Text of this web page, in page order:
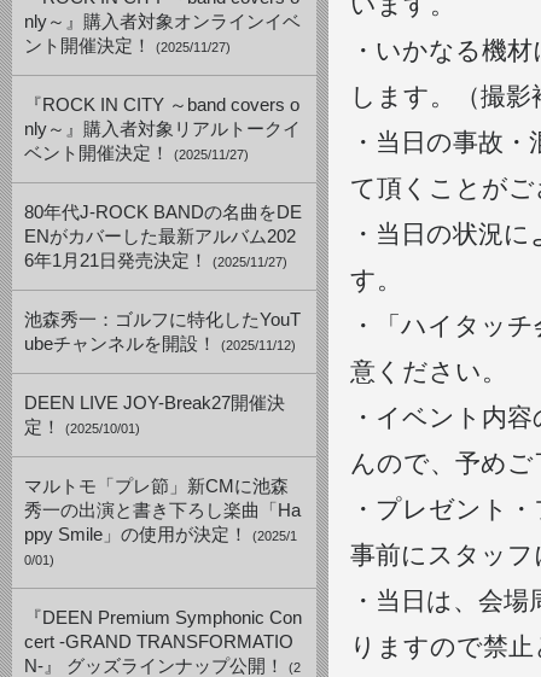
nly～』購入者対象オンラインイベ
ント開催決定！
(2025/11/27)
『ROCK IN CITY ～band covers o
nly～』購入者対象リアルトークイ
ベント開催決定！
(2025/11/27)
80年代J-ROCK BANDの名曲をDE
ENがカバーした最新アルバム202
6年1月21日発売決定！
(2025/11/27)
池森秀一：ゴルフに特化したYouT
ubeチャンネルを開設！
(2025/11/12)
DEEN LIVE JOY-Break27開催決
定！
(2025/10/01)
マルトモ「プレ節」新CMに池森
秀一の出演と書き下ろし楽曲「Ha
ppy Smile」の使用が決定！
(2025/1
0/01)
『DEEN Premium Symphonic Con
cert -GRAND TRANSFORMATIO
N-』 グッズラインナップ公開！
(2
・いかなる機
します。（撮
・当日の事故
て頂くことが
・当日の状況
す。
・「ハイタッ
意ください。
・イベント内
んので、予め
・プレゼント
事前にスタッ
・当日は、会
りますので禁